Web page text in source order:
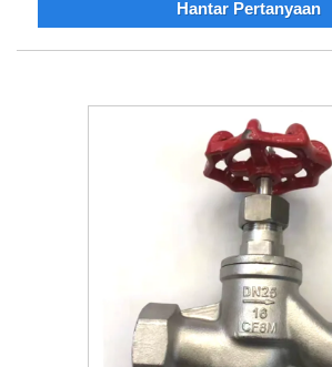
Hantar Pertanyaan